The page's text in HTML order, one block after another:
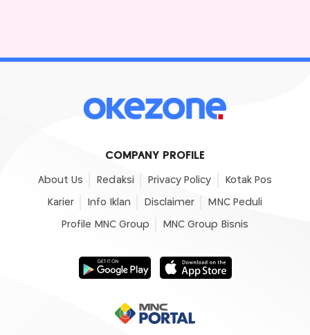
COMPANY PROFILE
About Us Redaksi Privacy Policy Kotak Pos
Karier Info Iklan Disclaimer MNC Peduli
Profile MNC Group MNC Group Bisnis